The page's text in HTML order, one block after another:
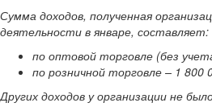
Сумма доходов, полученная
деятельности в январе, составляет:
по оптовой торговле (без
по розничной торговле – 1 800
Других доходов у организации не